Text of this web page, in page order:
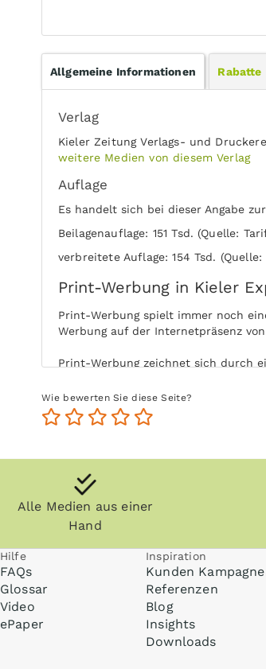
Allgemeine Informationen Rabatte
Verlag
Kieler Zeitung Verlags- und
weitere Medien von diesem Verlag
Auflage
Es handelt sich bei dieser Angabe
Beilagenauflage: 151 Tsd. (Quelle:
verbreitete Auflage: 154 Tsd. (Quelle:
Print-Werbung in Kieler
Print-Werbung spielt immer noch
Werbung auf der Internetpräsenz
Print-Werbung zeichnet sich durch
Durch die aktive Nutzung der
Nutzung steigert zudem die
Zeitungen, Zeitschriften (vor allem
die Zielgruppe kommt auch zu
Anzeigen können zudem
Internet praktisch überall gelesen
Wie bewerten Sie diese Seite?
Alle Medien aus einer
Hand
Hilfe
FAQs
Glossar
Video
ePaper
Inspiration
Kunden
Referenzen
Blog
Insights
Downloads